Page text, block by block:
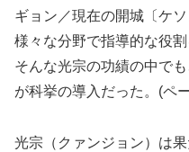
ギョン／現在の開城〔ケ
様々な分野で指導的な役割
そんな光宗の功績の中で
が科挙の導入だった。(ペ
光宗（クァンジョン）は